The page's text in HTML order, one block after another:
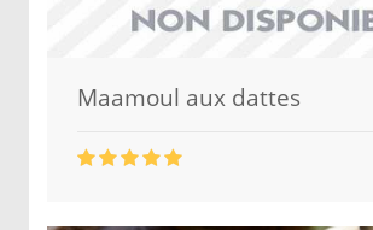
Maamoul aux dattes